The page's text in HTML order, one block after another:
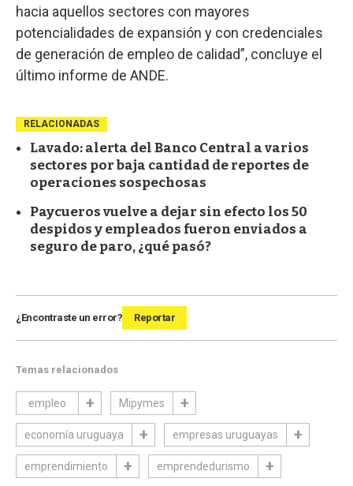
hacia aquellos sectores con mayores
potencialidades de expansión y con credenciales
de generación de empleo de calidad”, concluye el
último informe de ANDE.
RELACIONADAS
Lavado: alerta del Banco Central a varios
sectores por baja cantidad de reportes de
operaciones sospechosas
Paycueros vuelve a dejar sin efecto los 50
despidos y empleados fueron enviados a
seguro de paro, ¿qué pasó?
¿Encontraste un error? Reportar
Temas relacionados
empleo Mipymes
economía uruguaya empresas uruguayas
emprendimiento emprendedurismo